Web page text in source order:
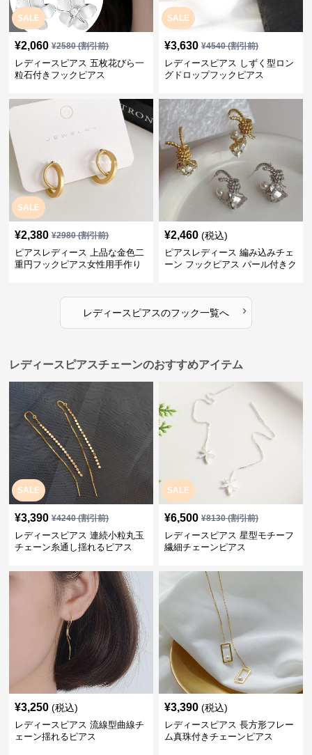
SALE
¥2,060 ¥2580(割引前)
レディースピアス 五枚花びら一
粒石付きフックピアス
SALE
¥3,630 ¥4540(割引前)
レディースピアス しずく型ロン
グドロップフックピアス
SALE
¥2,380 ¥2980(割引前)
ピアスレディース 上品な金色二
重円フックピアス女性用手作り
¥2,460 (税込)
ピアスレディース 編み込みチェ
ーン フックピアス パール付きク
レディースピアスのフック一覧へ ›
レディースピアスチェーンのおすすめアイテム
SALE
¥3,390 ¥4240(割引前)
レディースピアス 連続小粒丸玉
チェーン糸通し揺れるピアス
SALE
¥6,500 ¥8130(割引前)
レディースピアス 星型モチーフ
繊細チェーンピアス
¥3,250 (税込)
レディースピアス 流線型曲線チ
ェーン揺れるピアス
¥3,390 (税込)
レディースピアス 長方形フレー
ム真珠付きチェーンピアス